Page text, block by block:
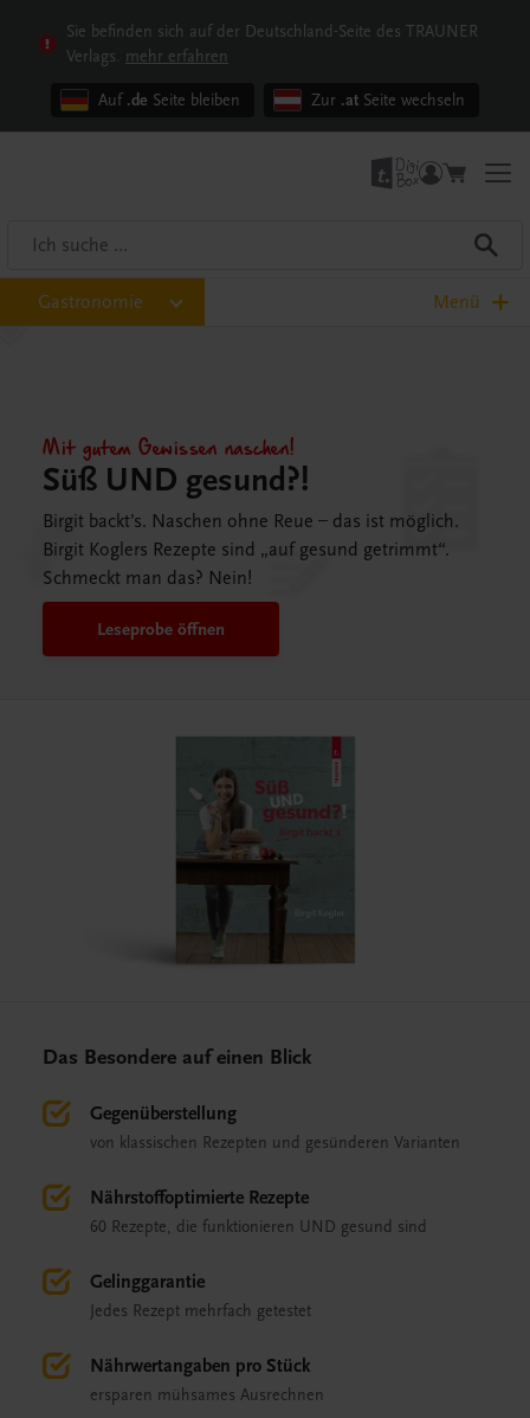
Sie befinden sich auf der Deutschland-Seite des TRAUNER
Verlags. mehr erfahren
Auf .de Seite bleiben Zur .at Seite wechseln
Gastronomie Menü
Mit gutem Gewissen naschen!
Süß UND gesund?!
Birgit backt’s. Naschen ohne Reue – das ist möglich.
Birgit Koglers Rezepte sind „auf gesund getrimmt“.
Schmeckt man das? Nein!
Leseprobe öffnen
Das Besondere auf einen Blick
Gegenüberstellung
von klassischen Rezepten und gesünderen Varianten
Nährstoffoptimierte Rezepte
60 Rezepte, die funktionieren UND gesund sind
Gelinggarantie
Jedes Rezept mehrfach getestet
Nährwertangaben pro Stück
ersparen mühsames Ausrechnen